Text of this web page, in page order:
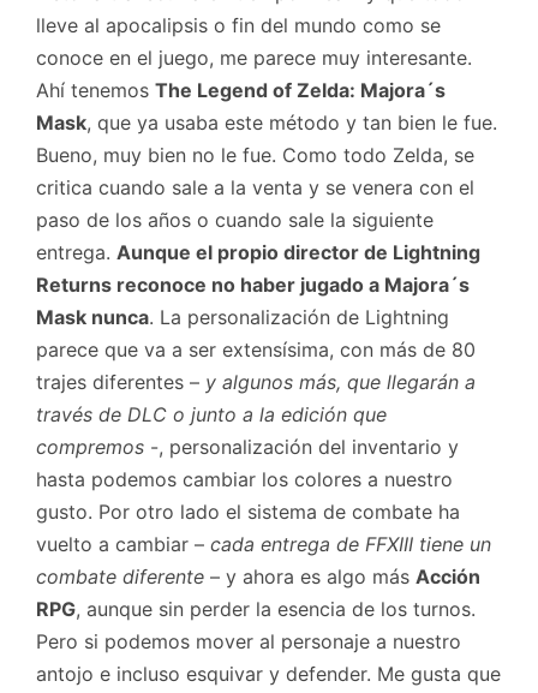
lleve al apocalipsis o fin del mundo como se
conoce en el juego, me parece muy interesante.
Ahí tenemos The Legend of Zelda: Majora´s
Mask, que ya usaba este método y tan bien le fue.
Bueno, muy bien no le fue. Como todo Zelda, se
critica cuando sale a la venta y se venera con el
paso de los años o cuando sale la siguiente
entrega. Aunque el propio director de Lightning
Returns reconoce no haber jugado a Majora´s
Mask nunca. La personalización de Lightning
parece que va a ser extensísima, con más de 80
trajes diferentes – y algunos más, que llegarán a
través de DLC o junto a la edición que
compremos -, personalización del inventario y
hasta podemos cambiar los colores a nuestro
gusto. Por otro lado el sistema de combate ha
vuelto a cambiar – cada entrega de FFXIII tiene un
combate diferente – y ahora es algo más Acción
RPG, aunque sin perder la esencia de los turnos.
Pero si podemos mover al personaje a nuestro
antojo e incluso esquivar y defender. Me gusta que